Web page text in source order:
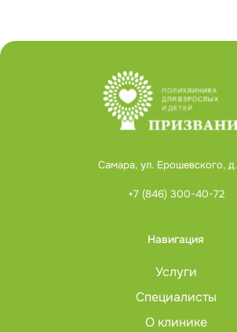
Самара, ул. Ерошевского,
+7 (846) 300-40-72
Навигация
Услуги
Специалисты
О клинике